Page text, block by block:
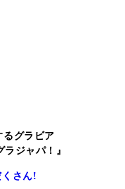
るグラビア
ジャパ！』
くさん!